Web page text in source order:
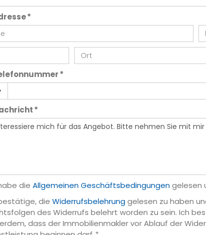
*
*
*
die Allgemeinen Geschäftsbedingungengelesen
die Widerrufsbelehrunggelesen zu haben
des Widerrufs belehrt worden zu sein. Ich
dass der Immobilienmakler vor Ablauf der